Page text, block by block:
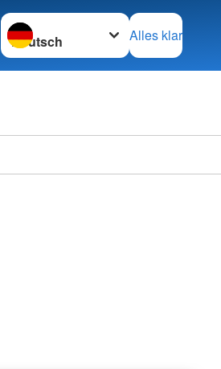
Sprache wechseln zu
Alles klar